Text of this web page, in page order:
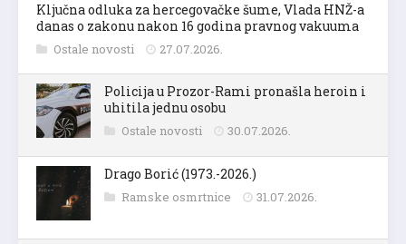
Ključna odluka za hercegovačke šume, Vlada HNŽ-a
danas o zakonu nakon 16 godina pravnog vakuuma
Ostale novosti 27.07.2026.
Policija u Prozor-Rami pronašla heroin i
uhitila jednu osobu
Ostale novosti 30.07.2026.
Drago Borić (1973.-2026.)
Ramske osmrtnice 31.07.2026.